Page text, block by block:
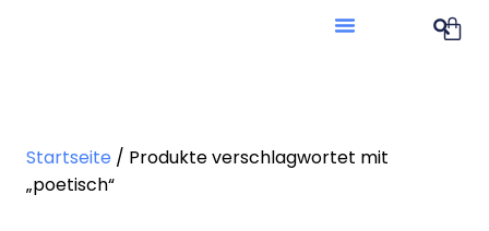
Startseite / Produkte verschlagwortet mit
„poetisch“